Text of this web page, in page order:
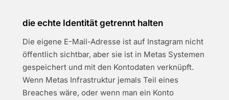
die echte Identität getrennt halten
Die eigene E-Mail-Adresse ist auf Instagram nicht
öffentlich sichtbar, aber sie ist in Metas Systemen
gespeichert und mit den Kontodaten verknüpft.
Wenn Metas Infrastruktur jemals Teil eines
Breaches wäre, oder wenn man ein Konto